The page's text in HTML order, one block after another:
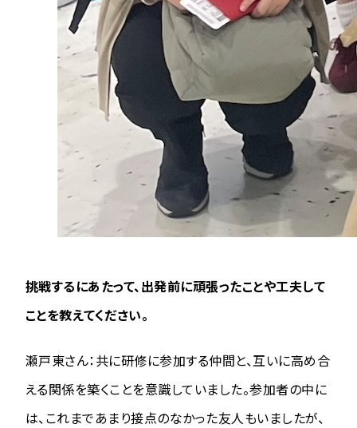
挑戦するにあたって、出発前に頑張ったことや工夫して
ことを教えてください。
瀬戸東さん：共に研修に参加する仲間と、互いに高め合
える関係を築くことを意識していました。参加者の中に
は、これまであまり接点のなかった友人もいましたが、